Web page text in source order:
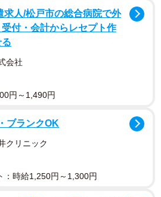
ーとは、主に同じ地域に本拠地
と。Jリーグ公式ホームページによ
イドとプライドがぶつかり合うア
うだ。5日のダービー3試合は地域
ーグ戦の戦績からも注目のカード
FCと横浜F・マリノス、「大阪
阪とガンバ大阪は、近い順位で競
て試合前から荒れた。ニッパツ三
は、一部のマリノスサポーターが
求人/松戸市の総合病院で外
付・会計からレセプト作
会社
円～1,490円
ブランクOK
クリニック
：時給1,250円～1,300円